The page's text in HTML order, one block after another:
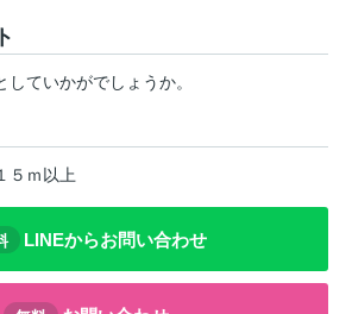
ていかがでしょうか。
５ｍ以上
LINEからお問い合わせ